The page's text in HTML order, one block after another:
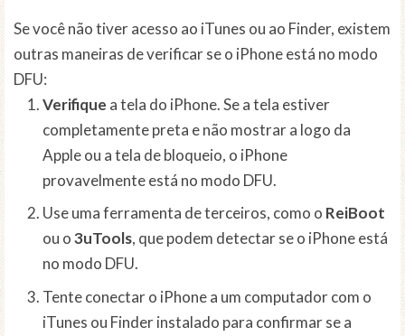
Se você não tiver acesso ao iTunes ou ao Finder, existem
outras maneiras de verificar se o iPhone está no modo
DFU:
Verifique a tela do iPhone. Se a tela estiver
completamente preta e não mostrar a logo da
Apple ou a tela de bloqueio, o iPhone
provavelmente está no modo DFU.
Use uma ferramenta de terceiros, como o ReiBoot
ou o3uTools, que podem detectar se o iPhone está
no modo DFU.
Tente conectar o iPhone a um computador com o
iTunes ou Finder instalado para confirmar se a